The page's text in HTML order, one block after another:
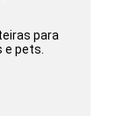
para
pets.